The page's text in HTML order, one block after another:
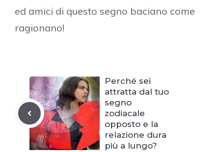
ed amici di questo segno baciano come
ragionano!
Perché sei
attratta dal tuo
segno
zodiacale
opposto e la
relazione dura
più a lungo?